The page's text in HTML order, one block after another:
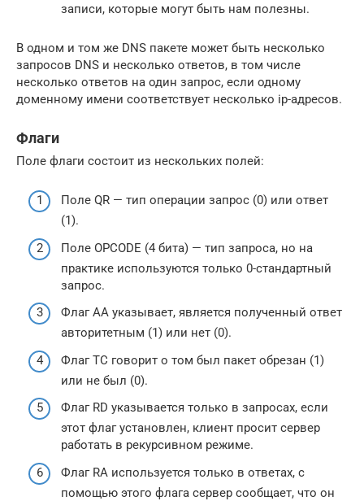
записи, которые могут быть нам полезны.
В одном и том же DNS пакете может быть несколько
запросов DNS и несколько ответов, в том числе
несколько ответов на один запрос, если одному
доменному имени соответствует несколько ip-адресов.
Флаги
Поле флаги состоит из нескольких полей:
Поле QR — тип операции запрос (0) или ответ
(1).
Поле OPCODE (4 бита) — тип запроса, но на
практике используются только 0-стандартный
запрос.
Флаг AA указывает, является полученный ответ
авторитетным (1) или нет (0).
Флаг TC говорит о том был пакет обрезан (1)
или не был (0).
Флаг RD указывается только в запросах, если
этот флаг установлен, клиент просит сервер
работать в рекурсивном режиме.
Флаг RA используется только в ответах, с
помощью этого флага сервер сообщает, что он